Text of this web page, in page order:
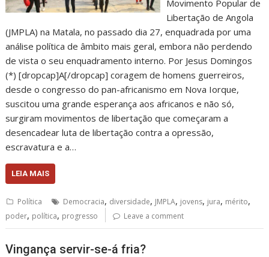
Movimento Popular de
Libertação de Angola
(JMPLA) na Matala, no passado dia 27, enquadrada por uma
análise política de âmbito mais geral, embora não perdendo
de vista o seu enquadramento interno. Por Jesus Domingos
(*) [dropcap]A[/dropcap] coragem de homens guerreiros,
desde o congresso do pan-africanismo em Nova Iorque,
suscitou uma grande esperança aos africanos e não só,
surgiram movimentos de libertação que começaram a
desencadear luta de libertação contra a opressão,
escravatura e a…
LEIA MAIS
Política Democracia, diversidade, JMPLA, jovens, jura, mérito,
poder, política, progresso Leave a comment
Vingança servir-se-á fria?